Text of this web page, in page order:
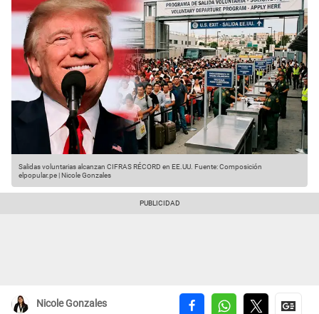
Salidas voluntarias alcanzan CIFRAS RÉCORD en EE.UU. Fuente: Composición
elpopular.pe | Nicole Gonzales
Nicole Gonzales